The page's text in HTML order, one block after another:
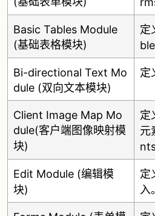
Basic Tables Module
(基础表格模块)
定
Bi-directional Text Mo
dule (双向文本模块)
定
Client Image Map Mo
dule(客户端图像映射模
块)
定
元
Edit Module (编辑模
块)
定
入。